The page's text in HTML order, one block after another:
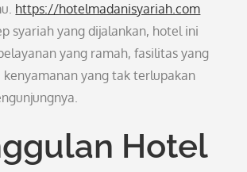
https://hotelmadanisyariah.com
syariah yang dijalankan, hotel ini
yang ramah, fasilitas yang
kenyamanan yang tak terlupakan
Hotel